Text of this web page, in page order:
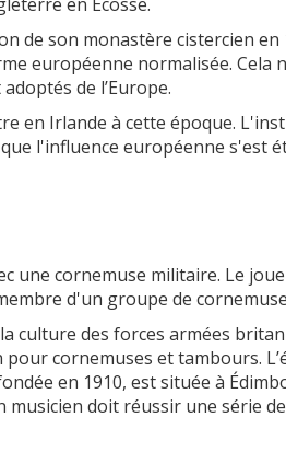
de son monastère cistercien en
européenne normalisée. Cela
de l’Europe.
en Irlande à cette époque.
l'influence européenne s'est
une cornemuse militaire. Le
d'un groupe de
culture des forces armées
cornemuses et tambours.
en 1910, est située à
musicien doit réussir une série